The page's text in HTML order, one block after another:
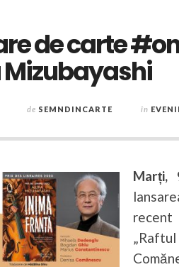
de carte
de SEMNDINCARTE în
Marți,